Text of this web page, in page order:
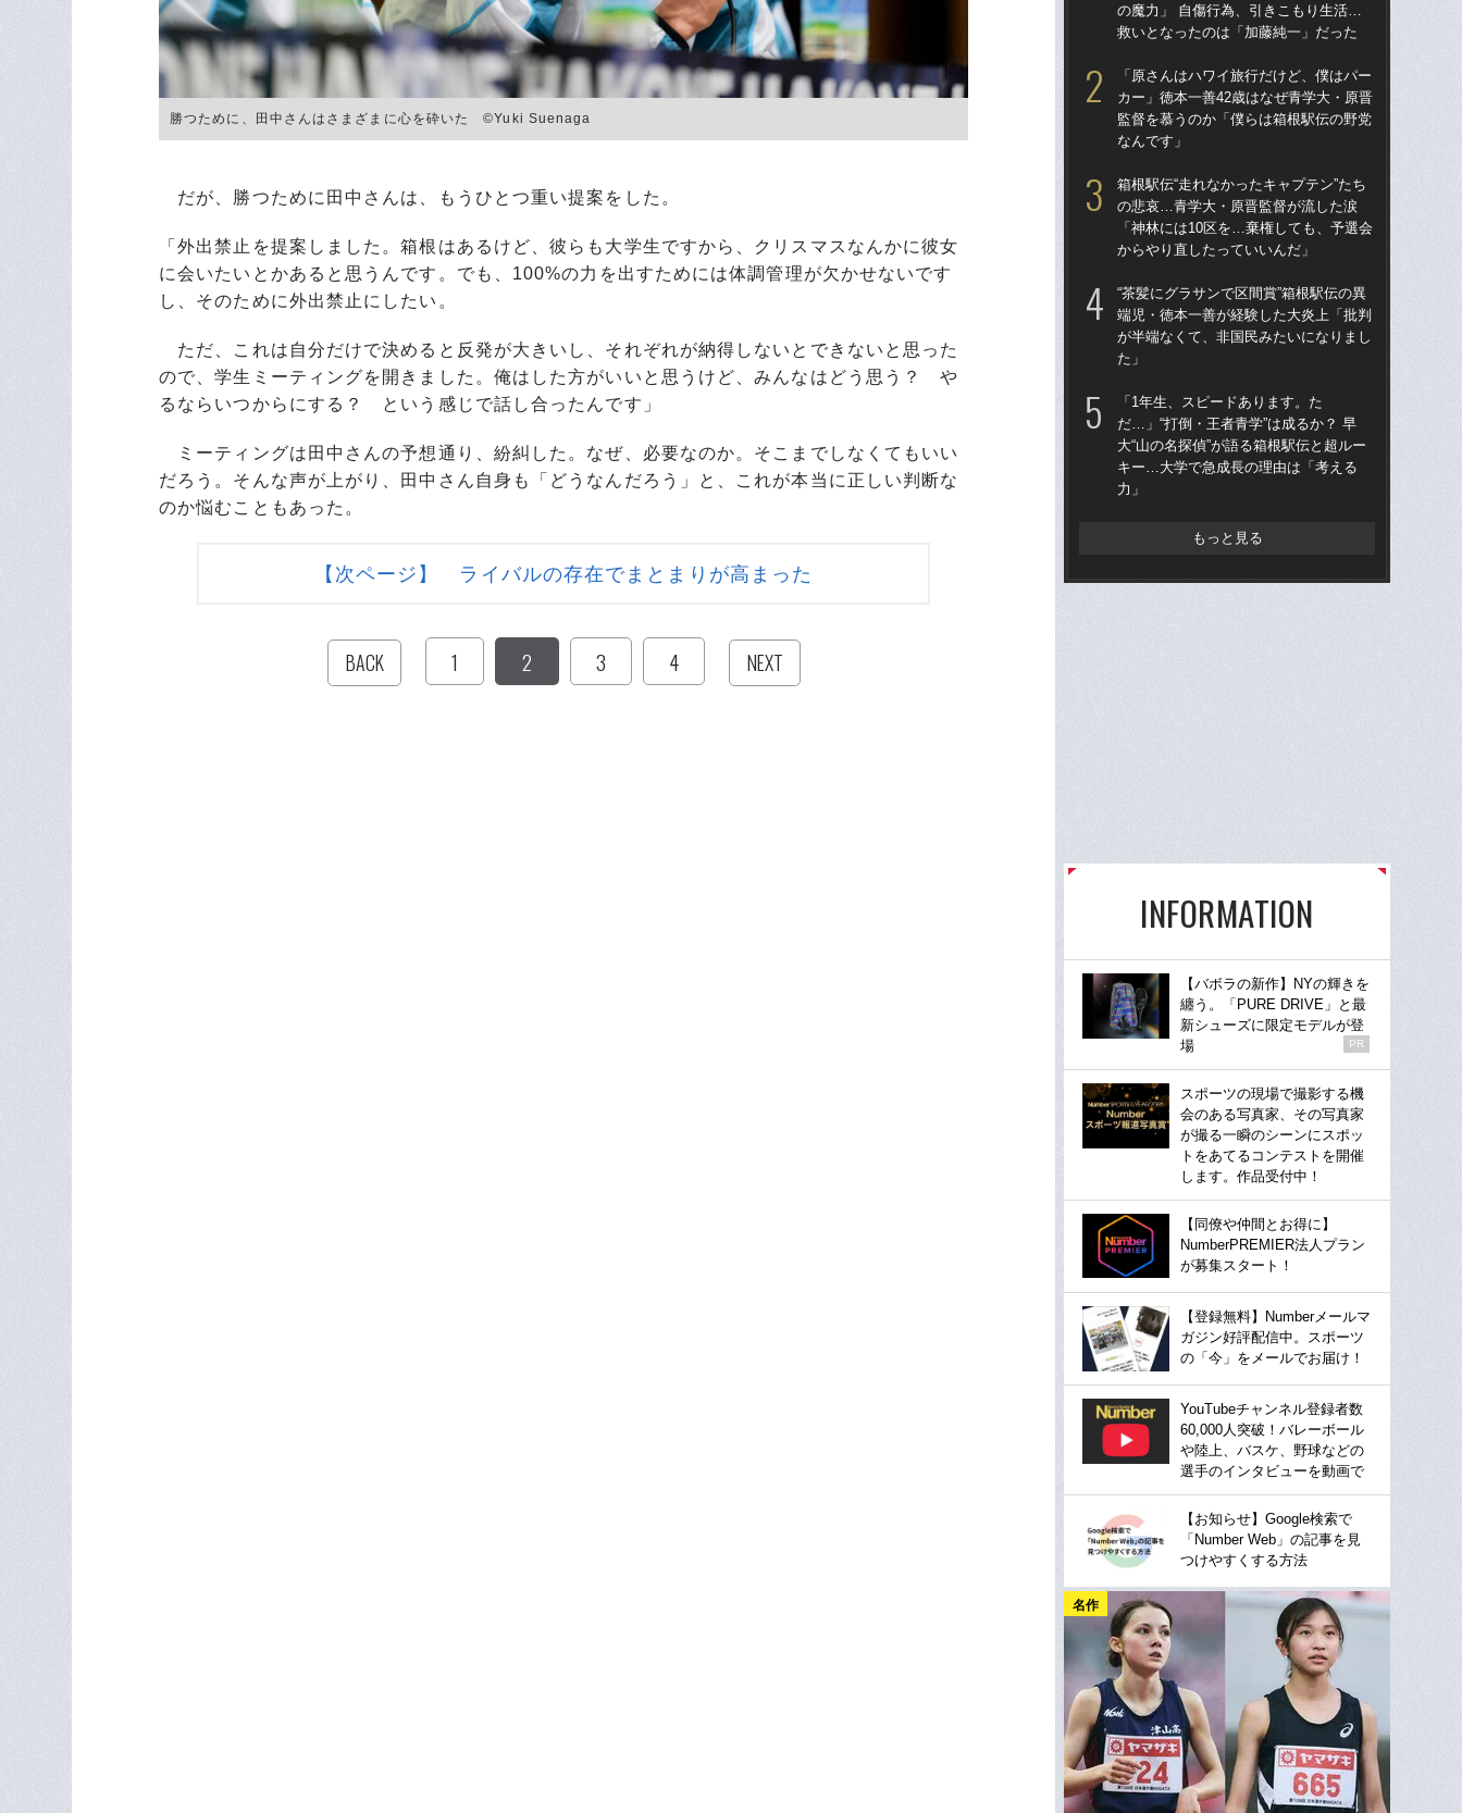
勝つために、田中さんはさまざまに心を砕いた ©Yuki Suenaga
だが、勝つために田中さんは、もうひとつ重い提案をした。
「外出禁止を提案しました。箱根はあるけど、彼らも大学生ですから、クリスマスなんかに彼女
に会いたいとかあると思うんです。でも、100%の力を出すためには体調管理が欠かせないです
し、そのために外出禁止にしたい。
ただ、これは自分だけで決めると反発が大きいし、それぞれが納得しないとできないと思った
ので、学生ミーティングを開きました。俺はした方がいいと思うけど、みんなはどう思う？ や
るならいつからにする？ という感じで話し合ったんです」
ミーティングは田中さんの予想通り、紛糾した。なぜ、必要なのか。そこまでしなくてもいい
だろう。そんな声が上がり、田中さん自身も「どうなんだろう」と、これが本当に正しい判断な
のか悩むこともあった。
【次ページ】 ライバルの存在でまとまりが高まった
BACK 1 2 3 4 NEXT
の魔力」 自傷行為、引きこもり生活…
救いとなったのは「加藤純一」だった
「原さんはハワイ旅行だけど、僕はパー
カー」徳本一善42歳はなぜ青学大・原晋
監督を慕うのか「僕らは箱根駅伝の野党
なんです」
箱根駅伝“走れなかったキャプテン”たち
の悲哀…青学大・原晋監督が流した涙
「神林には10区を…棄権しても、予選会
からやり直したっていいんだ」
“茶髪にグラサンで区間賞”箱根駅伝の異
端児・徳本一善が経験した大炎上「批判
が半端なくて、非国民みたいになりまし
た」
「1年生、スピードあります。た
だ…」“打倒・王者青学”は成るか？ 早
大“山の名探偵”が語る箱根駅伝と超ルー
キー…大学で急成長の理由は「考える
力」
もっと見る
INFORMATION
【バボラの新作】NYの輝きを
纏う。「PURE DRIVE」と最
新シューズに限定モデルが登
場
PR
スポーツの現場で撮影する機
会のある写真家、その写真家
が撮る一瞬のシーンにスポッ
トをあてるコンテストを開催
します。作品受付中！
【同僚や仲間とお得に】
NumberPREMIER法人プラン
が募集スタート！
【登録無料】Numberメールマ
ガジン好評配信中。スポーツ
の「今」をメールでお届け！
YouTubeチャンネル登録者数
60,000人突破！バレーボール
や陸上、バスケ、野球などの
選手のインタビューを動画で
【お知らせ】Google検索で
「Number Web」の記事を見
つけやすくする方法
名作